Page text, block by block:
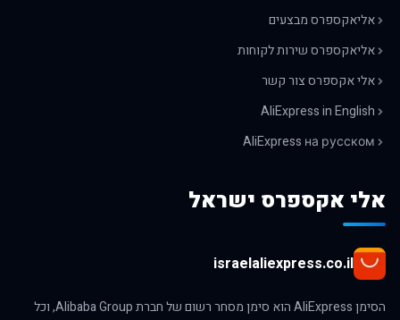
אליאקספרס מבצעים
אליאקספרס שירות לקוחות
אלי אקספרס צור קשר
AliExpress in English
AliExpress на русском
אלי אקספרס ישראל
israelaliexpress.co.il
הסימן AliExpress הוא סימן מסחר רשום של חברת Alibaba Group, וכל